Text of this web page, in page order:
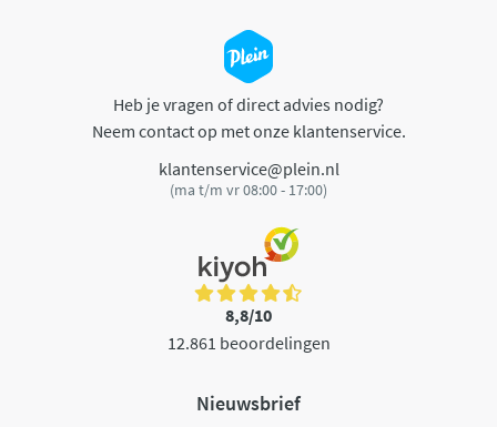
Heb je vragen of direct advies nodig?
Neem contact op met onze klantenservice.
klantenservice@plein.nl
(ma t/m vr 08:00 - 17:00)
8,8/10
12.861 beoordelingen
Nieuwsbrief